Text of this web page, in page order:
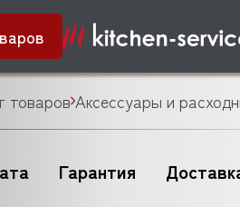
товаров Аксессуары и
Гарантия